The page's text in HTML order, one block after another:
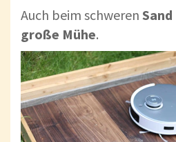
Auch beim schweren Sand
große Mühe.